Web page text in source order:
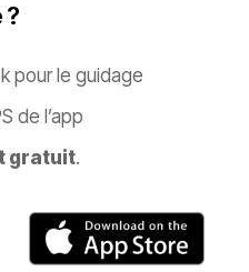
?
pour le guidage
de l’app
gratuit.